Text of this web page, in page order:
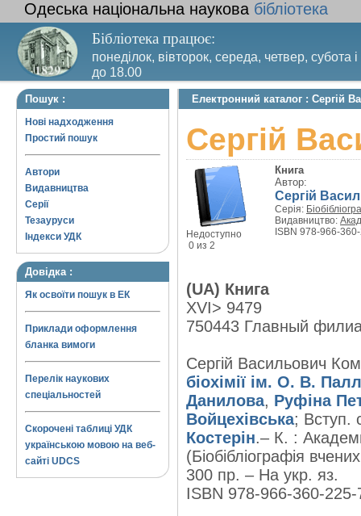
Одеська національна наукова бібліотека
Бібліотека працює:
понеділок, вівторок, середа, четвер, субота
до 18.00
Вихідний день – п’ятниця. Останній четвер
Пошук :
Нові надходження
Простий пошук
Автори
Видавництва
Серії
Тезауруси
Індекси УДК
Довідка :
Як освоїти пошук в ЕК
Приклади оформлення
бланка вимоги
Перелік наукових
спеціальностей
Скорочені таблиці УДК
українською мовою на веб-
сайті UDCS
Електронний каталог : Сергій
Сергій
Недоступно
0 из 2
Книга
Автор:
Сергій
Серія:
Видавництво:
ISBN 978-966-
(UA) Книга
XVI> 9479
750443 Главный
Сергій Васильович
біохімії ім. О. В.
Данилова, Руфіна
Войцехівська; Вступ.
Костерін.– К. :
(Біобібліографія
300 пр. – На укр. яз.
ISBN 978-966-360-